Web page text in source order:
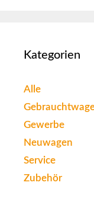
Kategorien
Alle
Gewerbe
Neuwagen
Service
Zubehör